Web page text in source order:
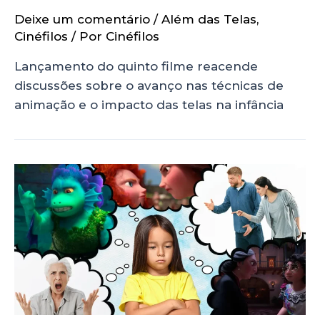
Deixe um comentário / Além das Telas,
Cinéfilos / Por Cinéfilos
Lançamento do quinto filme reacende
discussões sobre o avanço nas técnicas de
animação e o impacto das telas na infância